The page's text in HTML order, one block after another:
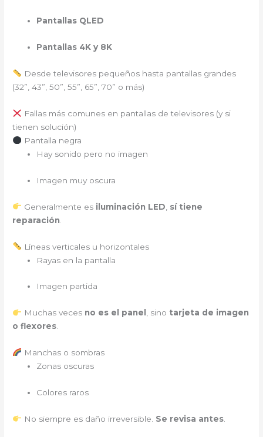
Pantallas QLED
Pantallas 4K y 8K
Desde televisores pequeños hasta pantallas grandes
(32”, 43”, 50”, 55”, 65”, 70” o más)
Fallas más comunes en pantallas de televisores (y si
tienen solución)
Pantalla negra
Hay sonido pero no imagen
Imagen muy oscura
Generalmente es iluminación LED sí tiene
reparación
Líneas verticales u horizontales
Rayas en la pantalla
Imagen partida
Muchas veces no es el panel , sino tarjeta de imagen
o flexores.
Manchas o sombras
Zonas oscuras
Colores raros
No siempre es daño irreversible. Se revisa antes.